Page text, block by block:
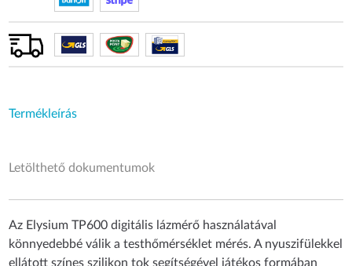
Termékleírás
Letölthető dokumentumok
Az Elysium TP600 digitális lázmérő használatával
könnyedebbé válik a testhőmérséklet mérés. A nyuszifülekkel
ellátott színes szilikon tok segítségével játékos formában